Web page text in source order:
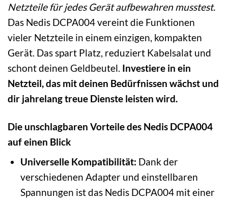
Netzteile für jedes Gerät aufbewahren musstest.
Das Nedis DCPA004 vereint die Funktionen
vieler Netzteile in einem einzigen, kompakten
Gerät. Das spart Platz, reduziert Kabelsalat und
schont deinen Geldbeutel. Investiere in ein
Netzteil, das mit deinen Bedürfnissen wächst und
dir jahrelang treue Dienste leisten wird.
Die unschlagbaren Vorteile des Nedis DCPA004
auf einen Blick
Universelle Kompatibilität: Dank der
verschiedenen Adapter und einstellbaren
Spannungen ist das Nedis DCPA004 mit einer